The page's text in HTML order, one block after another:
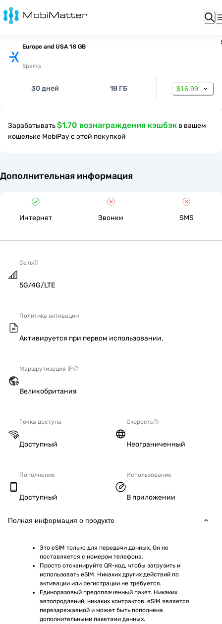
Europe and USA 18 GB
Sparks
30 дней 18 ГБ $16.99
Зарабатывать$1.70 вознаграждения кэшбэк в вашем
кошельке MobiPay с этой покупкой
Дополнительная информация
Интернет Звонки SMS
Сеть
5G/4G/LTE
Политика активации
Активируется при первом использовании.
Маршрутизация IP
Великобритания
Точка доступа
Доступный
Скорость
Неограниченный
Пополнение
Доступный
Использование
В приложении
Полная информация о продукте
Это eSIM только для передачи данных. Он не
поставляется с номером телефона.
Просто отсканируйте QR-код, чтобы загрузить и
использовать eSIM. Никаких других действий по
активации или регистрации не требуется.
Единоразовый предоплаченный пакет. Никаких
автопродлений, никаких контрактов. eSIM является
перезаряжаемой и может быть пополнена
дополнительными пакетами данных.